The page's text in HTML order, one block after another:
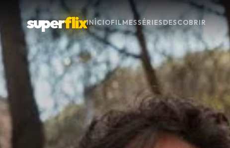
superflixINÍCIOFILMESSÉRIESDESCOBRIR